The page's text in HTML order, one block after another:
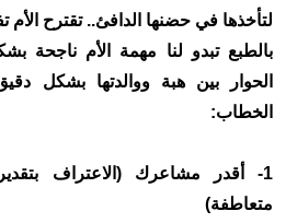
لتأخذها في حضنها الدافئ.. تقترح الأم
بالطبع تبدو لنا مهمة الأم ناجحة
الحوار بين هبة ووالدتها بشكل
الخطاب:
1- أقدر مشاعرك (الاعتراف
متعاطفة)